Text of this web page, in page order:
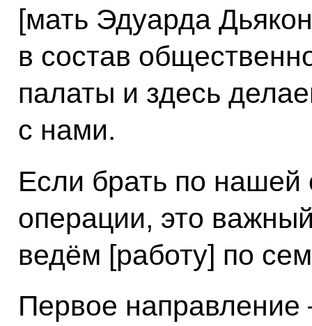
[мать Эдуарда
в состав
палаты и здесь
с нами.
Если брать по нашей
операции, это
ведём [работу] по
Первое направление